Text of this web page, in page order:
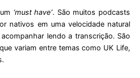
‘must have’. São muitos podcasts
nativos em uma velocidade natural
lendo a transcrição. São
variam entre temas como UK Life,